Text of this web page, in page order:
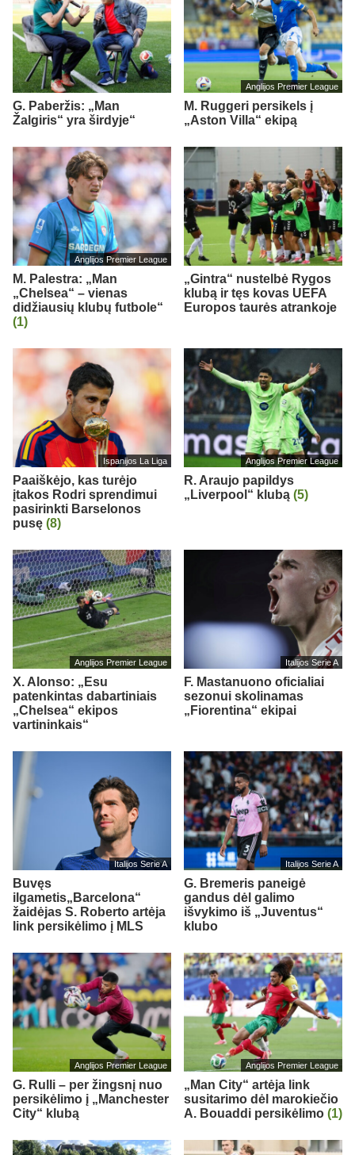
G. Paberžis: „Man
Žalgiris“ yra širdyje“
Anglijos Premier League
M. Ruggeri persikels į
„Aston Villa“ ekipą
Anglijos Premier League
M. Palestra: „Man
„Chelsea“ – vienas
didžiausių klubų futbole“
(1)
„Gintra“ nustelbė Rygos
klubą ir tęs kovas UEFA
Europos taurės atrankoje
Ispanijos La Liga
Paaiškėjo, kas turėjo
įtakos Rodri sprendimui
pasirinkti Barselonos
pusę (8)
Anglijos Premier League
R. Araujo papildys
„Liverpool“ klubą (5)
Anglijos Premier League
X. Alonso: „Esu
patenkintas dabartiniais
„Chelsea“ ekipos
vartininkais“
Italijos Serie A
F. Mastanuono oficialiai
sezonui skolinamas
„Fiorentina“ ekipai
Italijos Serie A
Buvęs
ilgametis„Barcelona“
žaidėjas S. Roberto artėja
link persikėlimo į MLS
Italijos Serie A
G. Bremeris paneigė
gandus dėl galimo
išvykimo iš „Juventus“
klubo
Anglijos Premier League
G. Rulli – per žingsnį nuo
persikėlimo į „Manchester
City“ klubą
Anglijos Premier League
„Man City“ artėja link
susitarimo dėl marokiečio
A. Bouaddi persikėlimo (1)